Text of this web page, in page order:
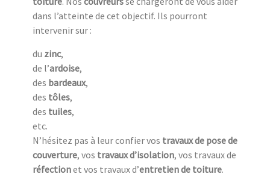
dans l’atteinte de cet objectif. Ils pourront
intervenir sur :
du zinc,
de l’ardoise,
des bardeaux,
des tôles,
des tuiles,
etc.
N’hésitez pas à leur confier vos travaux de pose de
couverture, vos travaux d’isolation, vos travaux de
réfectionet vos travaux d’entretien de toiture.